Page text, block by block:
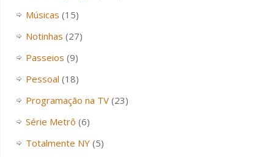
Músicas (15)
Notinhas (27)
Passeios (9)
Pessoal (18)
Programação na TV(23)
Série Metrô (6)
Totalmente NY(5)